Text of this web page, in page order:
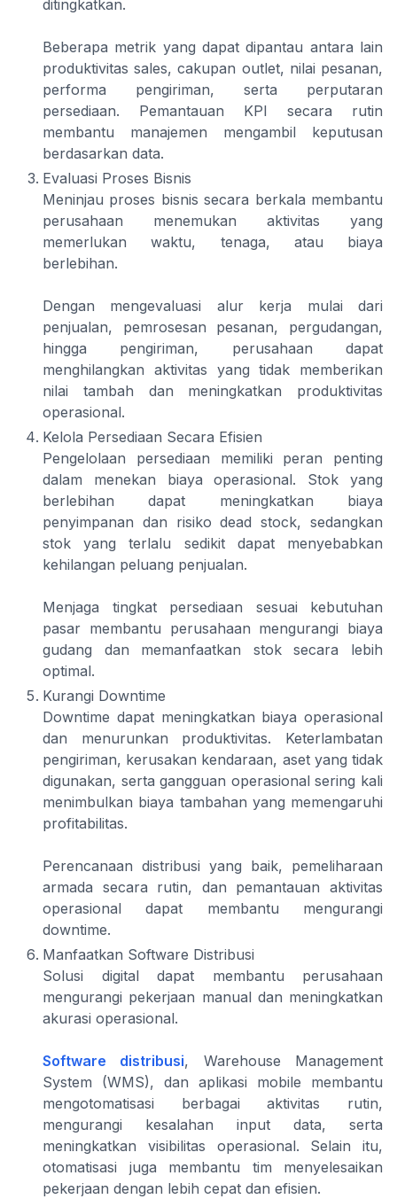
ditingkatkan.
Beberapa metrik yang dapat dipantau antara lain
produktivitas sales, cakupan outlet, nilai pesanan,
performa pengiriman, serta perputaran
persediaan. Pemantauan KPI secara rutin
membantu manajemen mengambil keputusan
berdasarkan data.
Evaluasi Proses Bisnis
Meninjau proses bisnis secara berkala membantu
perusahaan menemukan aktivitas yang
memerlukan waktu, tenaga, atau biaya
berlebihan.
Dengan mengevaluasi alur kerja mulai dari
penjualan, pemrosesan pesanan, pergudangan,
hingga pengiriman, perusahaan dapat
menghilangkan aktivitas yang tidak memberikan
nilai tambah dan meningkatkan produktivitas
operasional.
Kelola Persediaan Secara Efisien
Pengelolaan persediaan memiliki peran penting
dalam menekan biaya operasional. Stok yang
berlebihan dapat meningkatkan biaya
penyimpanan dan risiko dead stock, sedangkan
stok yang terlalu sedikit dapat menyebabkan
kehilangan peluang penjualan.
Menjaga tingkat persediaan sesuai kebutuhan
pasar membantu perusahaan mengurangi biaya
gudang dan memanfaatkan stok secara lebih
optimal.
Kurangi Downtime
Downtime dapat meningkatkan biaya operasional
dan menurunkan produktivitas. Keterlambatan
pengiriman, kerusakan kendaraan, aset yang tidak
digunakan, serta gangguan operasional sering kali
menimbulkan biaya tambahan yang memengaruhi
profitabilitas.
Perencanaan distribusi yang baik, pemeliharaan
armada secara rutin, dan pemantauan aktivitas
operasional dapat membantu mengurangi
downtime.
Manfaatkan Software Distribusi
Solusi digital dapat membantu perusahaan
mengurangi pekerjaan manual dan meningkatkan
akurasi operasional.
Software distribusi, Warehouse Management
System (WMS), dan aplikasi mobile membantu
mengotomatisasi berbagai aktivitas rutin,
mengurangi kesalahan input data, serta
meningkatkan visibilitas operasional. Selain itu,
otomatisasi juga membantu tim menyelesaikan
pekerjaan dengan lebih cepat dan efisien.